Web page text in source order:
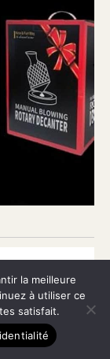
la meilleure
à utiliser ce
satisfait.